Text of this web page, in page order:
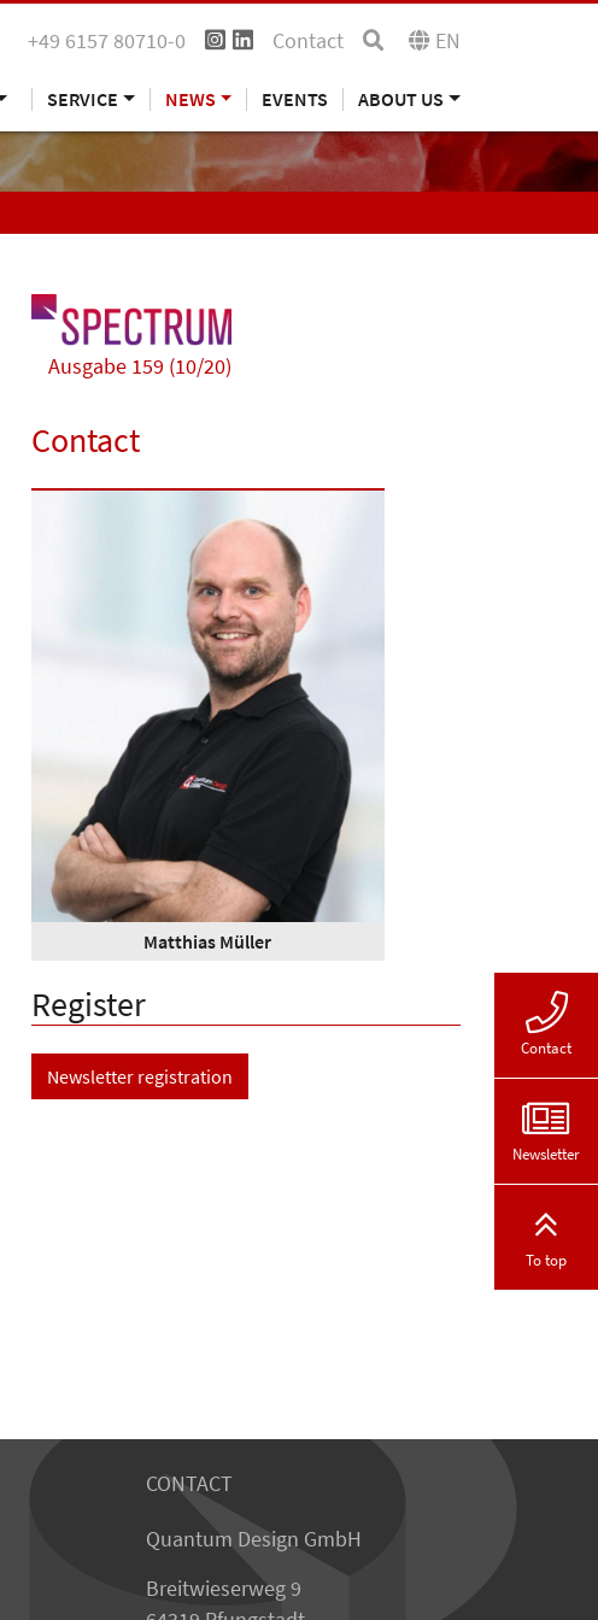
+49 6157 80710-0 Contact EN
SERVICE NEWS EVENTS ABOUT US
Ausgabe 159 (10/20)
Contact
Matthias Müller
Register
Newsletter registration
CONTACT
Quantum Design GmbH
Breitwieserweg 9
Contact
Newsletter
To top